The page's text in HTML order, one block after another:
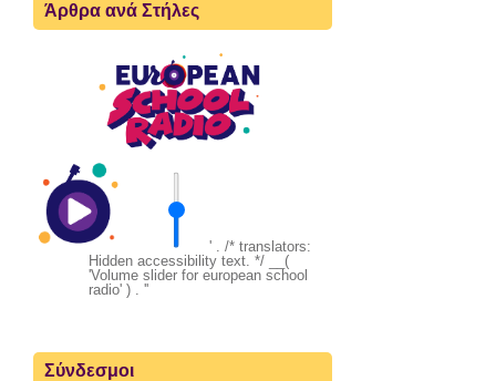
Άρθρα ανά Στήλες
' . /* translators:
Hidden accessibility text. */ __(
'Volume slider for european school
radio' ) . ''
Σύνδεσμοι